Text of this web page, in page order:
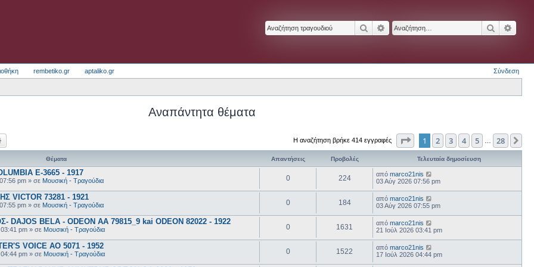
ΑναζήτησηΕιδική αναζήτηση
rembetiko.gr aptaliko.gr Σύνδεση
Αναπάντητα θέματα
Η αναζήτηση βρήκε 414 εγγραφές Σελίδα1 από 28
1 2 3 4 5 28
Θέματα Απαντήσεις Προβολές Τελευταία δημοσίευση
E-3665 - 1917
pm » σε Μουσική - Τραγούδια 0 224 από marco21nis
03 Αύγ 2026 07:56 pm
VICTOR 73281 - 1921
pm » σε Μουσική - Τραγούδια 0 184 από marco21nis
03 Αύγ 2026 07:55 pm
BELA - ODEON AA 79815_9 kai ODEON 82022 - 1922
pm » σε Μουσική - Τραγούδια 0 1631 από marco21nis
21 Ιούλ 2026 03:41 pm
VOICE AO 5071 - 1952
04:44 pm » σε Μουσική - Τραγούδια 0 1522 από marco21nis
17 Ιούλ 2026 04:44 pm